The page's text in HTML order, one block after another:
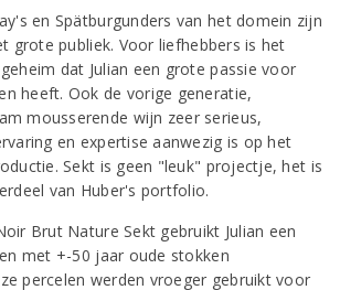
en Spätburgunders van het domein zijn
grote publiek. Voor liefhebbers is het
dat Julian een grote passie voor
heeft. Ook de vorige generatie,
mousserende wijn zeer serieus,
en expertise aanwezig is op het
Sekt is geen "leuk" projectje, het is
van Huber's portfolio.
Brut Nature Sekt gebruikt Julian een
met +-50 jaar oude stokken
percelen werden vroeger gebruikt voor